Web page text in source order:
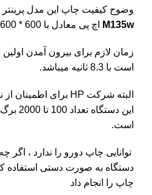
وضوح کیفیت چاپ این مدل پرینتر
M135w
اچ پی معادل با 600 * 600 dpi
زمان لازم برای بیرون آمدن
است با 8.3 ثانیه میباشد.
البته شرکت HP برای اطمینان از
این
است.
توانایی چاپ دورو را ندارد ، اگر
دستگاه به صورت دستی استفاده
چاپ را انجام داد